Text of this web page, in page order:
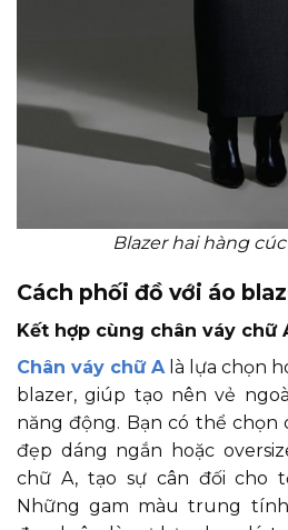
Blazer hai hàng
Cách phối đồ với áo
Kết hợp cùng chân váy chữ
Chân váy chữ Alà lựa chọn
blazer, giúp tạo nên vẻ
năng động. Bạn có thể chọn
đẹp dáng ngắn hoặc
chữ A, tạo sự cân đối cho
Những gam màu trung